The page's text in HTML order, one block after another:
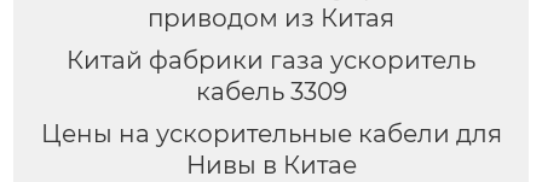
приводом из Китая
Китай фабрики газа ускоритель
кабель 3309
Цены на ускорительные кабели для
Нивы в Китае